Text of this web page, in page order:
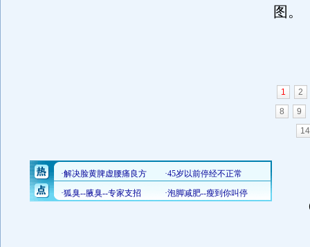
图。
1
2
8
9
14